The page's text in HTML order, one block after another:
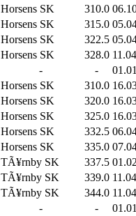
Horsens SK 310.0
Horsens SK 315.0
Horsens SK 322.5
Horsens SK 328.0
- -
Horsens SK 310.0
Horsens SK 320.0
Horsens SK 325.0
Horsens SK 332.5
Horsens SK 335.0
TÃ¥rnby SK 337.5
TÃ¥rnby SK 339.0
TÃ¥rnby SK 344.0
- -